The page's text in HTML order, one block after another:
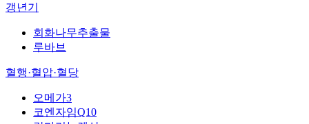
갱년기
회화나무추출물
루바브
혈행·혈압·혈당
오메가3
코엔자임Q10